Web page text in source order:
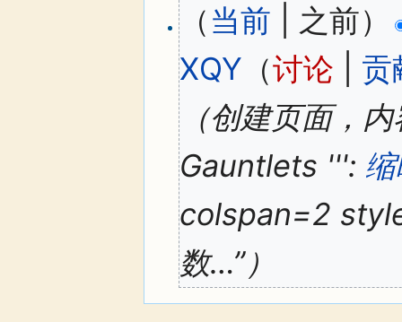
（当前 | 之前）
XQY （讨论
贡
（创建页面，
Gauntlets ''':
colspan=2
数…”）